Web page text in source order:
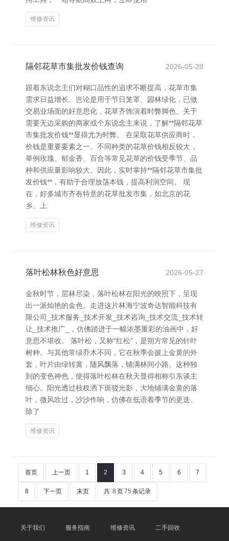
维修资讯
隔邻花草市集批发价钱查询 2026-05-28
跟着东说念主们对糊口品性的追求不断提高，花草市集
需求日益增长。岂论是用于节日笼罩、园林绿化，已做
交易业场面的好意思化，花草齐饰演着时弊脚色。关于
需要无边采购的商家或个东说念主来说，了解**隔邻花草
市集批发价钱**显得尤为时弊。 在采取花草供应商时，
价钱是重要要素之一。不同种类的花草价钱相反较大，
举例玫瑰、郁金香、百合等常见花草的价钱受季节、品
种和供应量影响较大。因此，实时掌持**隔邻花草市集批
发价钱**，有助于合理放荡本钱，提高利润空间。 现
在，好多城市齐有特意的花草批发市集，如北京的花
乡、上
维修资讯
落叶松林秋色好意思 2026-05-27
金秋时节，层林尽染，落叶松林在阳光的映照下，呈现
出一派灿艳的金色。走进这片林海宁波奇达智能科技有
限公司_技术服务_技术开发_技术咨询_技术交流_技术转
让_技术推广_，仿佛踏进于一幅浓墨重彩的油画中，好
意思不堪收。 落叶松，又称“红松”，是朔方常见的针叶
树种。与其他常绿乔木不同，它在秋季会披上金黄的外
套，叶片由绿转黄，随风飘落，铺满林间小路。这种独
到的变色神色，使得落叶松林在秋天显得相称引东谈主
细心。阳光透过枝杈洒下斑驳光影，大地铺满金黄的落
叶，微风吹过，沙沙作响，仿佛在低语着季节的更迭。
除了
维修资讯
首页 上一页 1 2 3 4 5 6 7
8 下一页 末页 共 8 页75 条记录
关于我们 服务指南 维修资讯 二手回收